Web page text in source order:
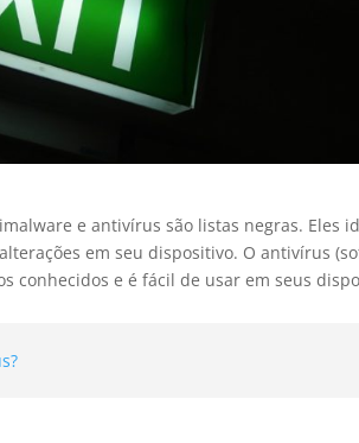
e antivírus são listas negras. Eles
em seu dispositivo. O antivírus
conhecidos e é fácil de usar em seus